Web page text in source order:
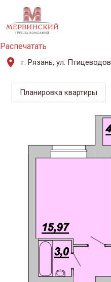
Распечатать
г. Рязань, ул. Птицеводов
Планировка квартиры